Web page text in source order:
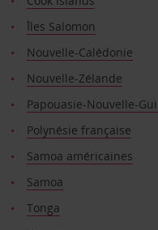
Îles Salomon
Nouvelle-Calédonie
Nouvelle-Zélande
Papouasie-Nouvelle-
Polynésie française
Samoa américaines
Samoa
Tonga